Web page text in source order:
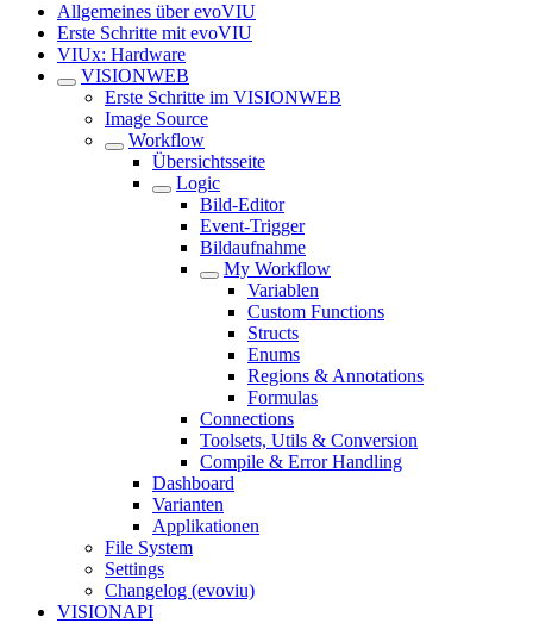
Allgemeines über evoVIU
Erste Schritte mit evoVIU
VIUx: Hardware
VISIONWEB
Erste Schritte im VISIONWEB
Image Source
Workflow
Übersichtsseite
Logic
Bild-Editor
Event-Trigger
Bildaufnahme
My Workflow
Variablen
Custom Functions
Structs
Enums
Regions & Annotations
Formulas
Connections
Toolsets, Utils & Conversion
Compile & Error Handling
Dashboard
Varianten
Applikationen
File System
Settings
Changelog (evoviu)
VISIONAPI